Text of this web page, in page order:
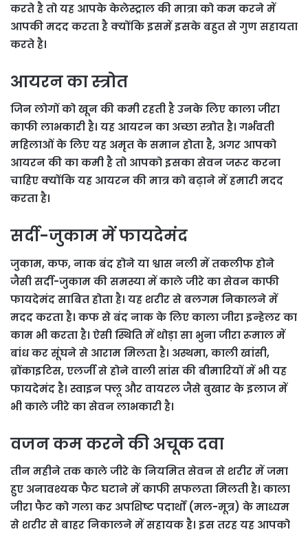
करते है तो यह आपके केलेस्ट्राल की मात्रा को कम करने में
आपकी मदद करता है क्योंकि इसमें इसके बहुत से गुण सहायता
करते है।
आयरन का स्त्रोत
जिन लोगों को खून की कमी रहती है उनके लिए काला जीरा
काफी लाभकारी है। यह आयरन का अच्छा स्त्रोत है। गर्भवती
महिलाओं के लिए यह अमृत के समान होता है, अगर आपको
आयरन की का कमी है तो आपको इसका सेवन जरूर करना
चाहिए क्योंकि यह आयरन की मात्र को बढ़ाने में हमारी मदद
करता है।
सर्दी-जुकाम में फायदेमंद
जुकाम, कफ, नाक बंद होने या श्वास नली में तकलीफ होने
जैसी सर्दी-जुकाम की समस्या में काले जीरे का सेवन काफी
फायदेमंद साबित होता है। यह शरीर से बलगम निकालने में
मदद करता है। कफ से बंद नाक के लिए काला जीरा इन्हेलर का
काम भी करता है। ऐसी स्थिति में थोड़ा सा भुना जीरा रूमाल में
बांध कर सूंघने से आराम मिलता है। अस्थमा, काली खांसी,
ब्रोंकाइटिस, एलर्जी से होने वाली सांस की बीमारियों में भी यह
फायदेमंद है। स्वाइन फ्लू और वायरल जैसे बुखार के इलाज में
भी काले जीरे का सेवन लाभकारी है।
वजन कम करने की अचूक दवा
तीन महीने तक काले जीरे के नियमित सेवन से शरीर में जमा
हुए अनावश्यक फैट घटाने में काफी सफलता मिलती है। काला
जीरा फैट को गला कर अपशिष्ट पदार्थों (मल-मूत्र) के माध्यम
से शरीर से बाहर निकालने में सहायक है। इस तरह यह आपको